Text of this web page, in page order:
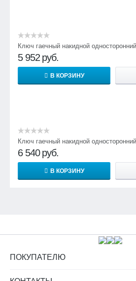
Ключ гаечный накидной
5 952 руб.
В КОРЗИНУ
Ключ гаечный накидной
6 540 руб.
В КОРЗИНУ
ПОКУПАТЕЛЮ